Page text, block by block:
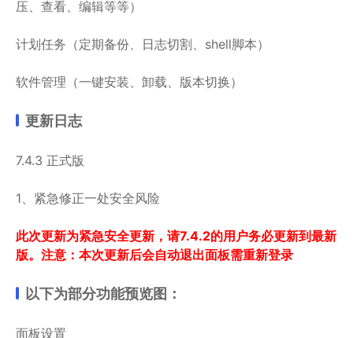
压、查看、编辑等等）
计划任务（定期备份、日志切割、shell脚本）
软件管理（一键安装、卸载、版本切换）
更新日志
7.4.3 正式版
1、紧急修正一处安全风险
此次更新为紧急安全更新，请7.4.2的用户务必更新到最新
版。注意：本次更新后会自动退出面板需重新登录
以下为部分功能预览图：
面板设置